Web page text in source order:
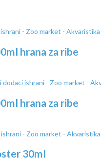
hrana za ribe
hrana za ribe
30ml